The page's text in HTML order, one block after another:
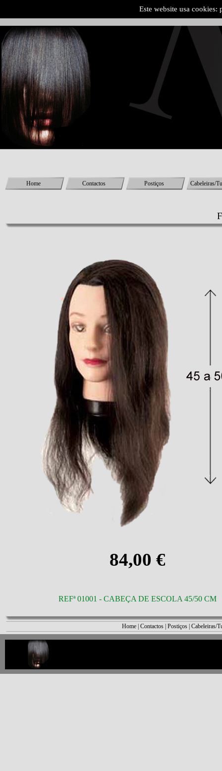
Este website usa cookies:
Home Contactos Postiços Cabeleiras/
84,00 €
REFª 01001 - CABEÇA DE ESCOLA 45/50 CM
Home |Contactos |Postiços |Cabeleiras/